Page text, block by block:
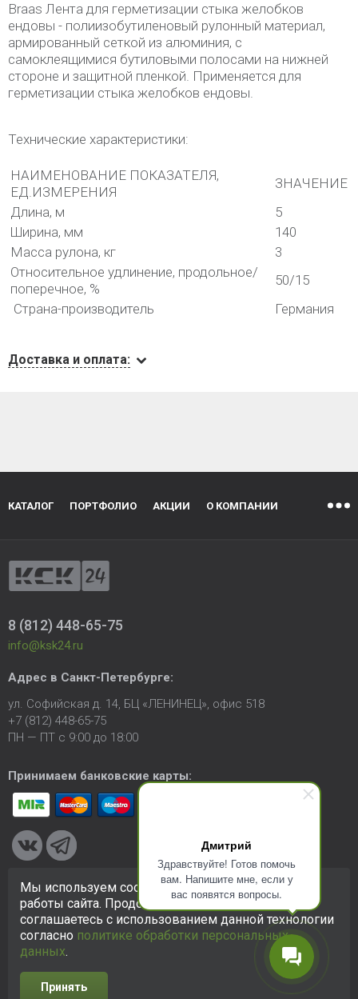
Дмитрий
Здравствуйте! Готов помочь
вам. Напишите мне, если у
вас появятся вопросы.
Braas Лента для герметизации стыка желобков
ендовы - полиизобутиленовый рулонный материал,
армированный сеткой из алюминия, с
самоклеящимися бутиловыми полосами на нижней
стороне и защитной пленкой. Применяется для
герметизации стыка желобков ендовы.
Технические характеристики:
НАИМЕНОВАНИЕ ПОКАЗАТЕЛЯ,
ЕД.ИЗМЕРЕНИЯ
ЗНАЧЕНИЕ
Длина, м
5
Ширина, мм
140
Масса рулона, кг
3
Относительное удлинение, продольное/
поперечное, %
50/15
Страна-производитель
Германия
Доставка и оплата:
КАТАЛОГ ПОРТФОЛИО АКЦИИ О КОМПАНИИ
8 (812) 448-65-75
info@ksk24.ru
Адрес в Санкт-Петербурге:
ул. Софийская д. 14, БЦ «ЛЕНИНЕЦ», офис 518
+7 (812) 448-65-75
ПН — ПТ с 9:00 до 18:00
Принимаем банковские карты:
© 2005-2026 ООО «КСК». Сайт https://ksk24.ruсоздан
исключительно в информационных целях и любая информация
на сайте не является публичной офертой.Политика в
отношении персональных данных
Разработка сайта
Мы используем cookie-файлы для улучшения
работы сайта. Продолжая использовать сайт, вы
соглашаетесь с использованием данной технологии
согласно политике обработки персональных
данных.
Принять